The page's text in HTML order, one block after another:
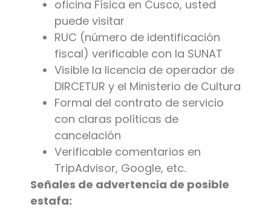
oficina Física en Cusco, usted
puede visitar
RUC (número de identificación
fiscal) verificable con la SUNAT
Visible la licencia de operador de
DIRCETUR y el Ministerio de Cultura
Formal del contrato de servicio
con claras políticas de
cancelación
Verificable comentarios en
TripAdvisor, Google, etc.
Señales de advertencia de posible
estafa: